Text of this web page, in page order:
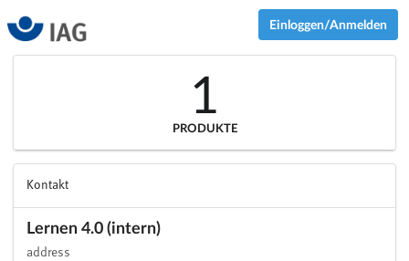
Einloggen/Anmelden
1
PRODUKTE
Kontakt
Lernen 4.0 (intern)
address